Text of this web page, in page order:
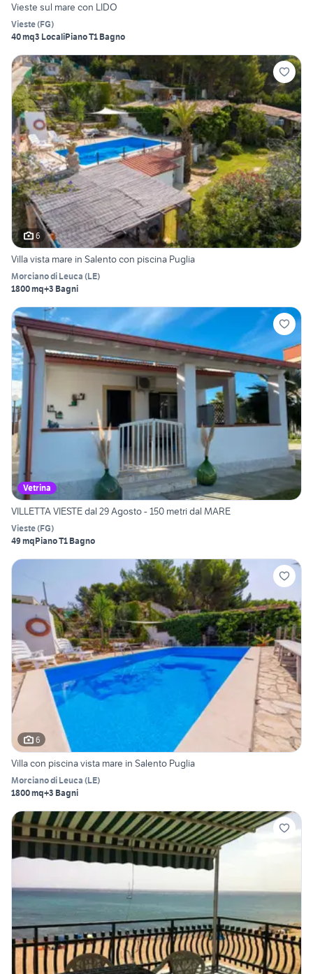
Vieste sul mare con LIDO
Vieste(FG)
40 mq3 LocaliPiano T1 Bagno
6
Villa vista mare in Salento con piscina Puglia
Morciano di Leuca (LE)
1800 mq+3 Bagni
Vetrina
VILLETTA VIESTE dal 29 Agosto - 150 metri dal MARE
Vieste(FG)
49 mqPiano T1 Bagno
6
Villa con piscina vista mare in Salento Puglia
Morciano di Leuca (LE)
1800 mq+3 Bagni